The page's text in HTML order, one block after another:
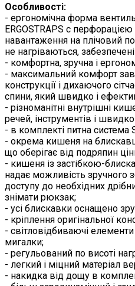
Особливості:
- ергономічна форма
ERGOSTRAPS c
навантаження на плічовий
не нагріваються,
- комфортна, зручна і
- максимальний комфорт
конструкції і дихаючого
спини, який швидко і
- різноманітні внутрішні
речей, інструментів і
- в комплекті питна система
- окрема кишеня на
що оберігає від подряпин
- кишеня із застібкою-
надає можливість зручного
доступу до необхідних
знімати рюкзак;
- усі блискавки оснащено
- кріплення оригінальної
- світловідбиваючі
мигалки;
- регульований по висоті
- легкий і міцний матеріал
- накидка від дощу в